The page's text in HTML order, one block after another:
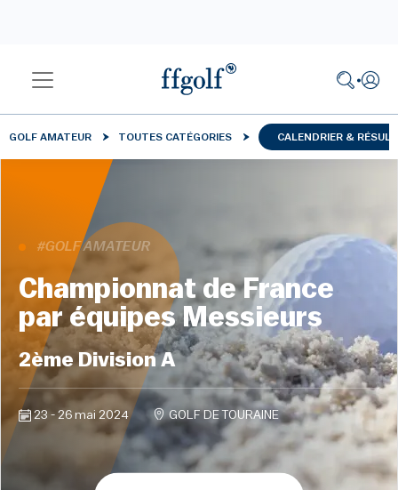
GOLF AMATEUR TOUTES CATÉGORIES CALENDRIER &
#GOLF AMATEUR
Championnat de France
par équipes Messieurs
2ème Division A
23 - 26 mai 2024 GOLF DE TOURAINE